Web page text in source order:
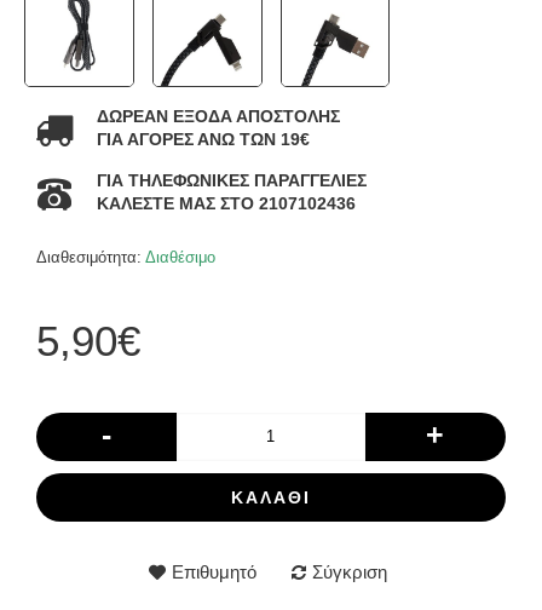
ΔΩΡΕΑΝ ΕΞΟΔΑ ΑΠΟΣΤΟΛΗΣ
ΓΙΑ ΑΓΟΡΕΣ ΑΝΩ ΤΩΝ 19€
ΓΙΑ ΤΗΛΕΦΩΝΙΚΕΣ ΠΑΡΑΓΓΕΛΙΕΣ
ΚΑΛΕΣΤΕ ΜΑΣ ΣΤΟ 2107102436
Διαθεσιμότητα: Διαθέσιμο
5,90€
- +
ΚΑΛΆΘΙ
Επιθυμητό Σύγκριση